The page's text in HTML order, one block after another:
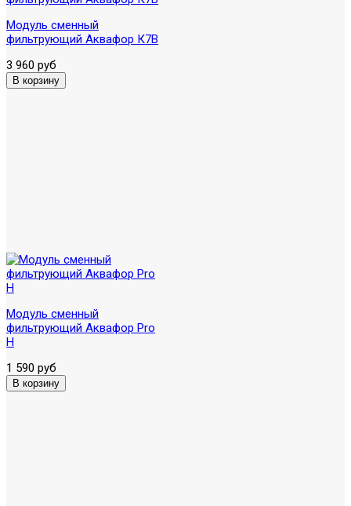
Модуль сменный
фильтрующий Аквафор К7В
3 960 руб
Модуль сменный
фильтрующий Аквафор Pro
H
1 590 руб